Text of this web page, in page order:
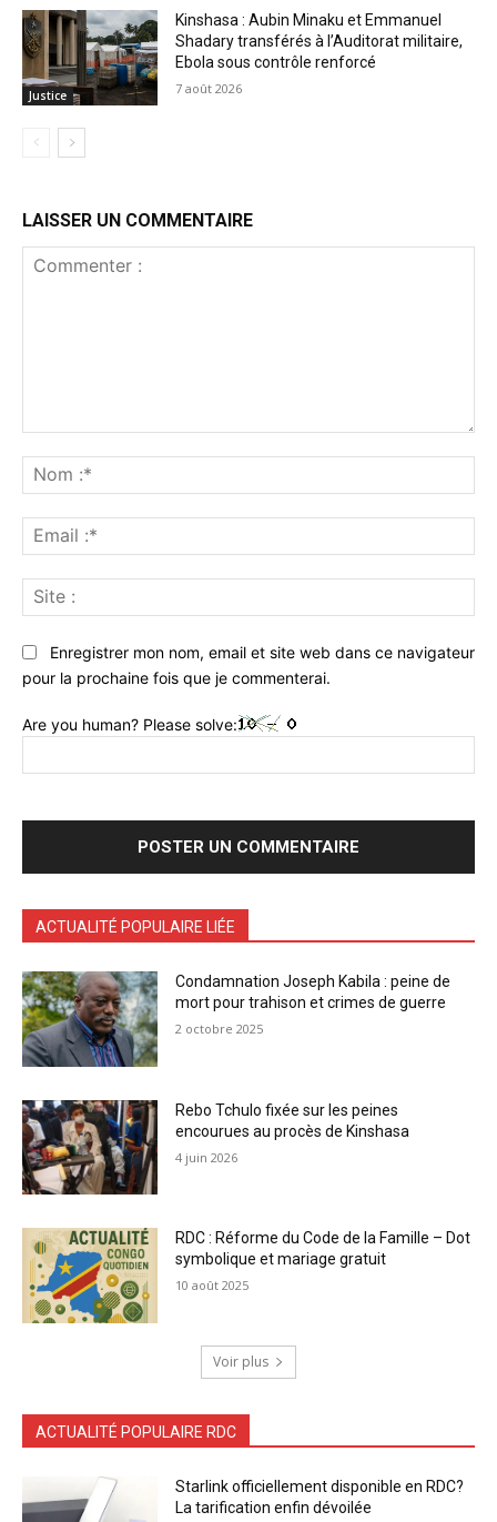
Justice
Kinshasa : Aubin Minaku et Emmanuel
Shadary transférés à l’Auditorat militaire,
Ebola sous contrôle renforcé
7 août 2026
LAISSER UN COMMENTAIRE
:*
:*
:
Enregistrer mon nom, email et site web dans ce navigateur
pour la prochaine fois que je commenterai.
Are you human? Please solve:
ACTUALITÉ POPULAIRE LIÉE
Condamnation Joseph Kabila : peine de
mort pour trahison et crimes de guerre
2 octobre 2025
Rebo Tchulo fixée sur les peines
encourues au procès de Kinshasa
4 juin 2026
RDC : Réforme du Code de la Famille – Dot
symbolique et mariage gratuit
10 août 2025
Voir plus
ACTUALITÉ POPULAIRE RDC
Starlink officiellement disponible en RDC?
La tarification enfin dévoilée